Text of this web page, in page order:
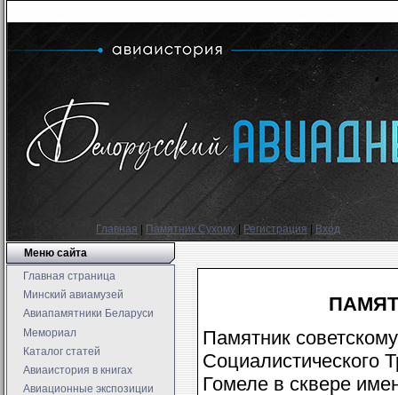
Главная Памятник Сухому Регистрация
Вход
Меню сайта
Главная страница
Минский авиамузей
Авиапамятники Беларуси
Мемориал
Каталог статей
Авиаистория в книгах
Авиационные экспозиции
Памятник
Социалистического
Гомеле в сквере